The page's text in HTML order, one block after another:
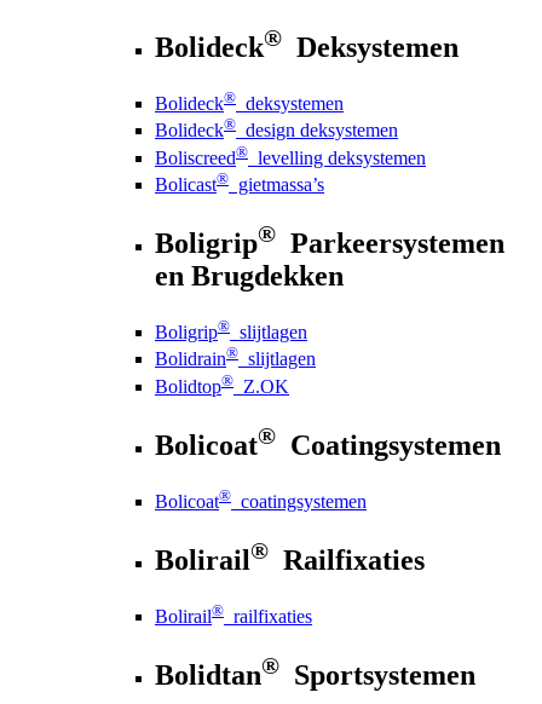
Bolideck® Deksystemen
Bolideck® deksystemen
Bolideck® design deksystemen
Boliscreed® levelling deksystemen
Bolicast® gietmassa’s
Boligrip® Parkeersystemen
en Brugdekken
Boligrip® slijtlagen
Bolidrain® slijtlagen
Bolidtop® Z.OK
Bolicoat® Coatingsystemen
Bolicoat® coatingsystemen
Bolirail® Railfixaties
Bolirail® railfixaties
Bolidtan® Sportsystemen